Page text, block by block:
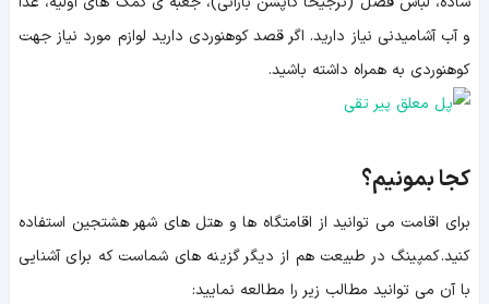
و آب آشامیدنی نیاز دارید. اگر قصد کوهنوردی دارید لوازم مورد نیاز جهت
کوهنوردی به همراه داشته باشید.
کجا بمونیم؟
برای اقامت می توانید از اقامتگاه ها و هتل های شهر هشتجین استفاده
کنید. کمپینگ در طبیعت هم از دیگر گزینه های شماست که برای آشنایی
با آن می توانید مطالب زیر را مطالعه نمایید: